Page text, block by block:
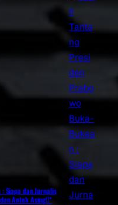
Siapa dan Jurnalis
Antek Asing!!*